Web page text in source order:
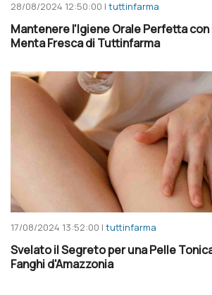
28/08/2024 12:50:00 | tuttinfarma
Mantenere l'Igiene Orale Perfetta
Menta Fresca di Tuttinfarma
17/08/2024 13:52:00 | tuttinfarma
Svelato il Segreto per una Pelle
Fanghi d'Amazzonia